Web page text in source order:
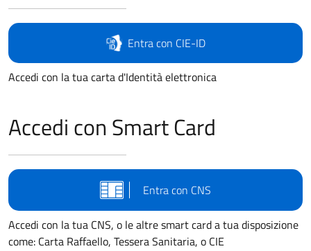
Entra con CIE-ID
Accedi con la tua carta d'Identità elettronica
Accedi con Smart Card
Entra con CNS
Accedi con la tua CNS, o le altre smart card a tua disposizione
come: Carta Raffaello, Tessera Sanitaria, o CIE